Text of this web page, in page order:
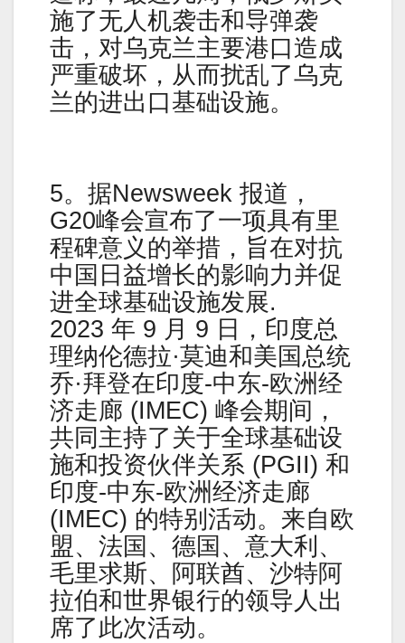
施了无人机袭击和导弹袭
击，对乌克兰主要港口造成
严重破坏，从而扰乱了乌克
兰的进出口基础设施。
5。据Newsweek 报道，
G20峰会宣布了一项具有里
程碑意义的举措，旨在对抗
中国日益增长的影响力并促
进全球基础设施发展.
2023 年 9 月 9 日，印度总
理纳伦德拉·莫迪和美国总统
乔·拜登在印度-中东-欧洲经
济走廊 (IMEC) 峰会期间，
共同主持了关于全球基础设
施和投资伙伴关系 (PGII) 和
印度-中东-欧洲经济走廊
(IMEC) 的特别活动。来自欧
盟、法国、德国、意大利、
毛里求斯、阿联酋、沙特阿
拉伯和世界银行的领导人出
席了此次活动。